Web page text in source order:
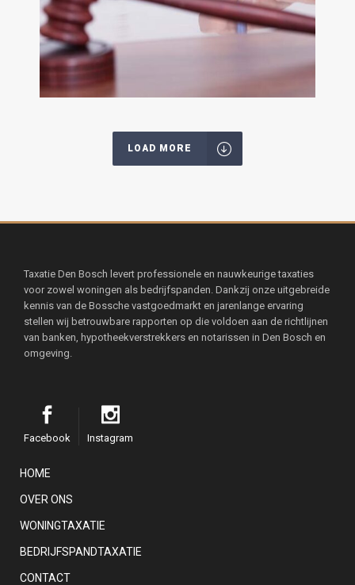
LOAD MORE
Taxatie Den Bosch levert professionele en nauwkeurige taxaties
voor zowel woningen als bedrijfspanden. Dankzij onze uitgebreide
kennis van de Bossche vastgoedmarkt en jarenlange ervaring
stellen wij betrouwbare rapporten op die voldoen aan de richtlijnen
van banken, hypotheekverstrekkers en notarissen in Den Bosch en
omgeving.
Facebook Instagram
HOME
OVER ONS
WONINGTAXATIE
BEDRIJFSPANDTAXATIE
CONTACT